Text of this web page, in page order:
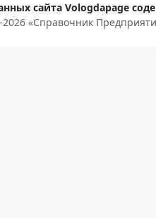
сайта Vologdapage
«Справочник